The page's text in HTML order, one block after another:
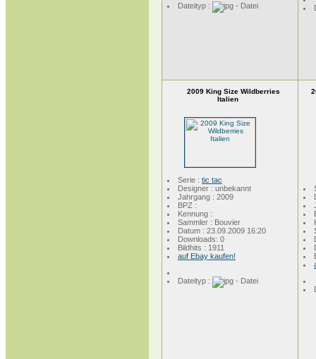
Dateityp :
2009 King Size Wildberries
Italien
Serie : tic tac
Designer : unbekannt
Jahrgang : 2009
BPZ :
Kennung :
Sammler : Bouvier
Datum : 23.09.2009 16:20
Downloads: 0
Bildhits : 1911
auf Ebay kaufen!
Dateityp :